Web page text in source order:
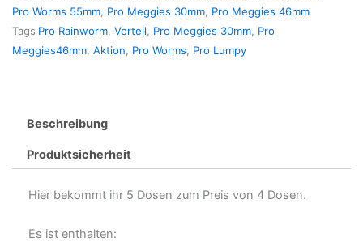
Pro Worms 55mm Pro Meggies 30mm Pro Meggies 46mm
Tags Pro Rainworm Vorteil Pro Meggies 30mm Pro
Meggies46mm Aktion Pro Worms Pro Lumpy
Beschreibung
Produktsicherheit
Hier bekommt ihr 5 Dosen zum Preis von 4 Dosen.
Es ist enthalten: